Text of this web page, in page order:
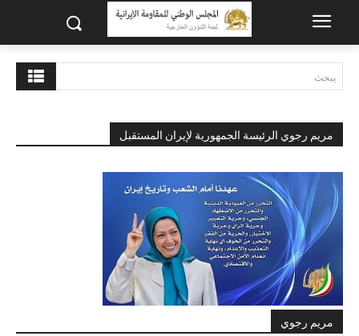
يبحث
مريم رجوي الرئيسة الجمهورية لإيران المستقبل
مريم رجوي